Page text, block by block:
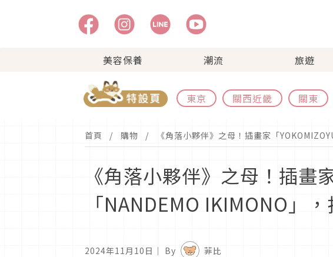
美容保養 潮流 旅遊
東京 關西近畿 關東
首頁 購物 《角落小夥伴》之母！插畫家「
《角落小夥伴》之母！插畫
「NANDEMO IKIMONO」
2024年11月10日 ｜ By 菲比